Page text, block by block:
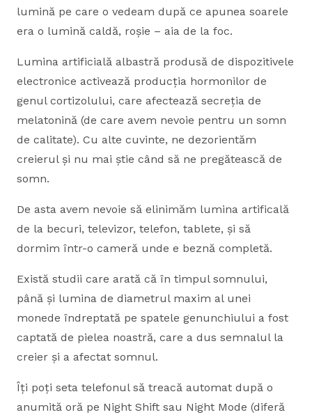
lumină pe care o vedeam după ce apunea soarele
era o lumină caldă, roșie – aia de la foc.
Lumina artificială albastră produsă de dispozitivele
electronice activează producția hormonilor de
genul cortizolului, care afectează secreția de
melatonină (de care avem nevoie pentru un somn
de calitate). Cu alte cuvinte, ne dezorientăm
creierul și nu mai știe când să ne pregătească de
somn.
De asta avem nevoie să elinimăm lumina artificală
de la becuri, televizor, telefon, tablete, și să
dormim într-o cameră unde e beznă completă.
Există studii care arată că în timpul somnului,
până și lumina de diametrul maxim al unei
monede îndreptată pe spatele genunchiului a fost
captată de pielea noastră, care a dus semnalul la
creier și a afectat somnul.
Îți poți seta telefonul să treacă automat după o
anumită oră pe Night Shift sau Night Mode (diferă